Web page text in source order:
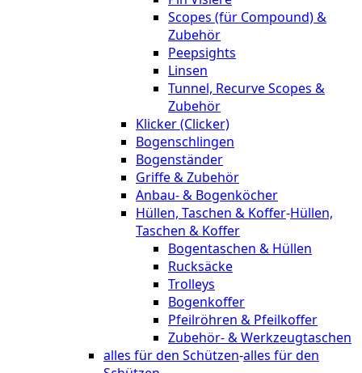
Scopes (für Compound) &
Zubehör
Peepsights
Linsen
Tunnel, Recurve Scopes &
Zubehör
Klicker (Clicker)
Bogenschlingen
Bogenständer
Griffe & Zubehör
Anbau- & Bogenköcher
Hüllen, Taschen & Koffer-Hüllen,
Taschen & Koffer
Bogentaschen & Hüllen
Rucksäcke
Trolleys
Bogenkoffer
Pfeilröhren & Pfeilkoffer
Zubehör- & Werkzeugtaschen
alles für den Schützen-alles für den